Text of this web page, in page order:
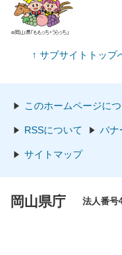
↑ サブサイトトップ
このホームページに
RSSについて バナ
サイトマップ
岡山県庁 法人番号